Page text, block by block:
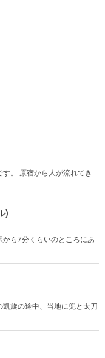
。 原宿から人が流れてき
)
ら7分くらいのところにあ
旋の途中、当地に兜と太刀